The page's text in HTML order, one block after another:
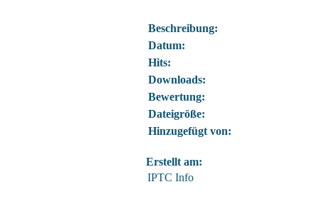
Beschreibung:
Datum:
Hits:
Downloads:
Bewertung:
Dateigröße:
Hinzugefügt von:
Erstellt am:
IPTC Info